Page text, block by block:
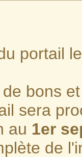
portail
bons
sera
au 1er
de